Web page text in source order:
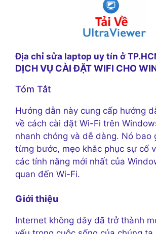
Địa chỉ sửa laptop uy tín ở
DỊCH VỤ CÀI ĐẶT WIFI CHO
Tóm Tắt
Hướng dẫn này cung cấp hướng
về cách cài đặt Wi-Fi trên
nhanh chóng và dễ dàng. Nó bao
từng bước, mẹo khắc phục sự cố
các tính năng mới nhất của
quan đến Wi-Fi.
Giới thiệu
Internet không dây đã trở thành